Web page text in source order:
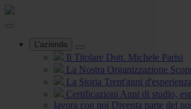
L'azienda
Il Titolare Dott. Michele Parisi
La Nostra Organizzazione
La Storia Trent'anni
Certificazioni Anni di studio,
lavora con noi Diventa parte del